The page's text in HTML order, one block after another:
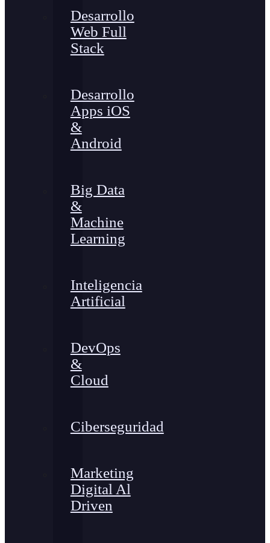
Desarrollo
Web Full
Stack
Desarrollo
Apps iOS
&
Android
Big Data
&
Machine
Learning
Inteligencia
Artificial
DevOps
&
Cloud
Ciberseguridad
Marketing
Digital Al
Driven